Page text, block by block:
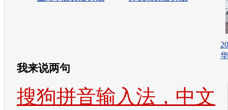
我来说两句
搜狗拼音输入法，中文